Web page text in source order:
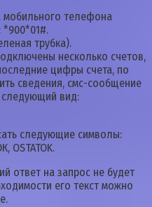
телефона
трубка).
несколько счетов,
цифры счета, по
сведения, смс-сообщение
следующий вид:
следующие символы:
OSTATOK.
ответ на запрос не будет
его текст можно